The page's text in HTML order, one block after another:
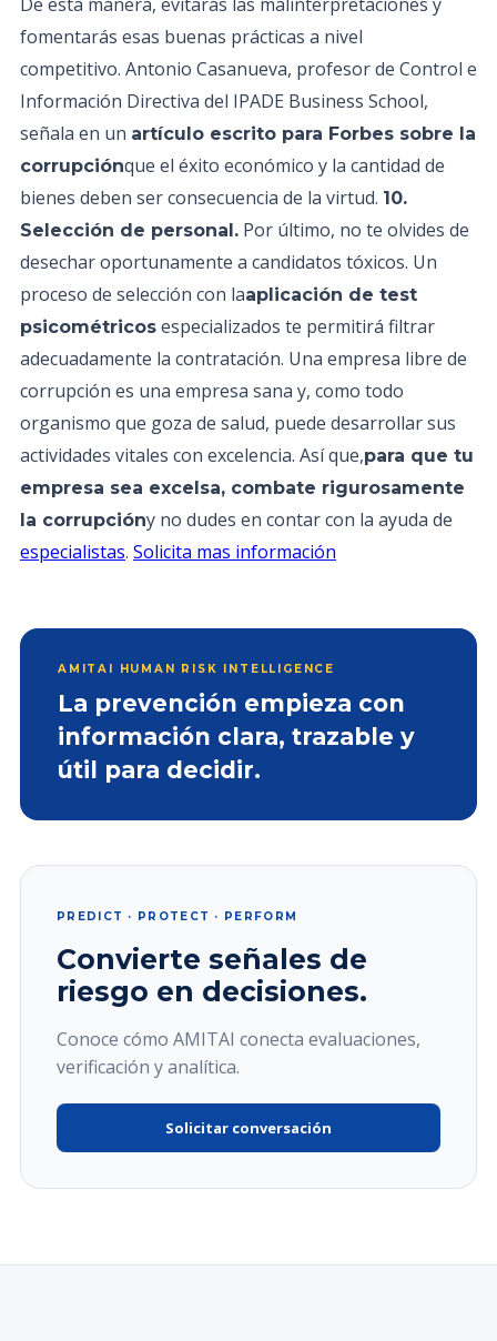
fomentarás esas buenas prácticas a nivel
competitivo. Antonio Casanueva, profesor de Control e
Información Directiva del IPADE Business School,
señala en un artículo escrito para Forbes sobre la
corrupciónque el éxito económico y la cantidad de
bienes deben ser consecuencia de la virtud. 10.
Selección de personal. Por último, no te olvides de
desechar oportunamente a candidatos tóxicos. Un
proceso de selección con laaplicación de test
psicométricos especializados te permitirá filtrar
adecuadamente la contratación. Una empresa libre de
corrupción es una empresa sana y, como todo
organismo que goza de salud, puede desarrollar sus
actividades vitales con excelencia. Así que,para que tu
empresa sea excelsa, combate rigurosamente
la corrupcióny no dudes en contar con la ayuda de
especialistas. Solicita mas información
AMITAI HUMAN RISK INTELLIGENCE
La prevención empieza con
información clara, trazable y
útil para decidir.
PREDICT · PROTECT · PERFORM
Convierte señales de
riesgo en decisiones.
Conoce cómo AMITAI conecta evaluaciones,
verificación y analítica.
Solicitar conversación